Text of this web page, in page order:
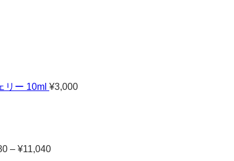
リー 10ml ¥3,000
– ¥11,040–